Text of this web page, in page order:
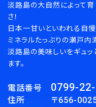
淡路島の大自然によって
さ！
日本一甘いといわれる自
ミネラルたっぷりの瀬戸内
淡路島の美味しいをギュッ
ます。
電話番号 0799-
住所 〒656-